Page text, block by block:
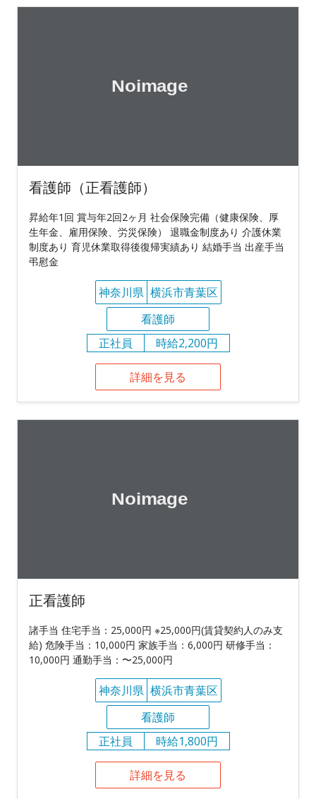
看護師（正看護師）
昇給年1回 賞与年2回2ヶ月 社会保険完備（健康保険、厚
生年金、雇用保険、労災保険） 退職金制度あり 介護休業
制度あり 育児休業取得後復帰実績あり 結婚手当 出産手当
弔慰金
神奈川県 横浜市青葉区
看護師
正社員
時給2,200円
詳細を見る
正看護師
諸手当 住宅手当：25,000円 ※25,000円(賃貸契約人のみ支
給) 危険手当：10,000円 家族手当：6,000円 研修手当：
10,000円 通勤手当：〜25,000円
神奈川県 横浜市青葉区
看護師
正社員
時給1,800円
詳細を見る